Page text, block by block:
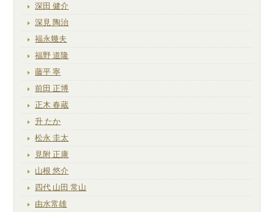
深田 健介
深見 陶治
福永幾夫
福野 道隆
藤平 寧
前田 正博
正木 春蔵
升 たか
松永 圭太
見附 正康
山根 悠介
四代 山田 常山
由水常雄